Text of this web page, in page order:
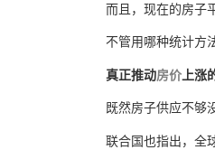
而且，现在的房子
不管用哪种统计方
真正推动房价 上涨
既然房子供应不够
联合国也指出，全